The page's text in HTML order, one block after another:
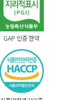
GAP 인증 한약